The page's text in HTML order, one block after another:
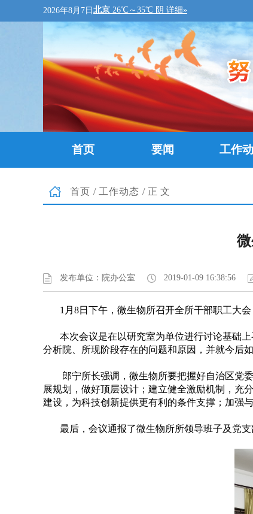
2026年8月7日
首页 要闻 工作
首页 / 工作动态 /正文
发布单位：院办公室 2019-01-09 16:38:56
1月8日下午，微生物所召开全所干部职工大会
本次会议是在以研究室为单位进行讨论基础上
分析院、所现阶段存在的问题和原因，并就今后
郎宁所长强调，微生物所要把握好自治区党委
展规划，做好顶层设计；建立健全激励机制，充
建设，为科技创新提供更有利的条件支撑；加强
最后，会议通报了微生物所所领导班子及党支